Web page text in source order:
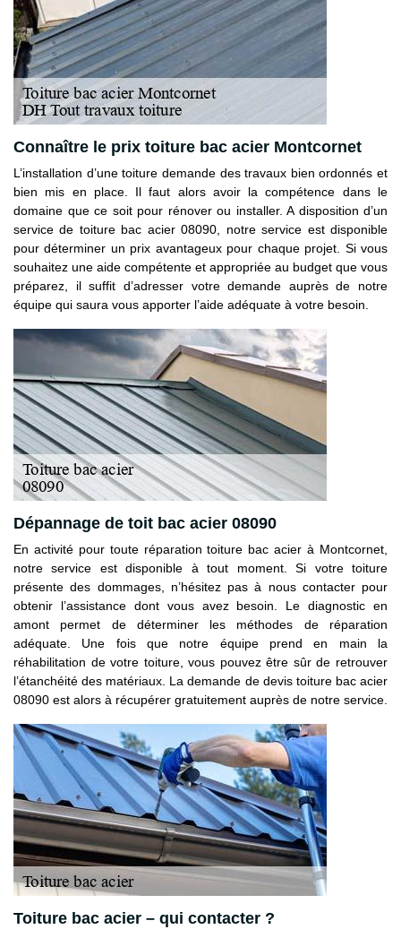
Connaître le prix toiture bac acier Montcornet
L’installation d’une toiture demande des travaux bien ordonnés et
bien mis en place. Il faut alors avoir la compétence dans le
domaine que ce soit pour rénover ou installer. A disposition d’un
service de toiture bac acier 08090, notre service est disponible
pour déterminer un prix avantageux pour chaque projet. Si vous
souhaitez une aide compétente et appropriée au budget que vous
préparez, il suffit d’adresser votre demande auprès de notre
équipe qui saura vous apporter l’aide adéquate à votre besoin.
Dépannage de toit bac acier 08090
En activité pour toute réparation toiture bac acier à Montcornet,
notre service est disponible à tout moment. Si votre toiture
présente des dommages, n’hésitez pas à nous contacter pour
obtenir l’assistance dont vous avez besoin. Le diagnostic en
amont permet de déterminer les méthodes de réparation
adéquate. Une fois que notre équipe prend en main la
réhabilitation de votre toiture, vous pouvez être sûr de retrouver
l’étanchéité des matériaux. La demande de devis toiture bac acier
08090 est alors à récupérer gratuitement auprès de notre service.
Toiture bac acier – qui contacter ?